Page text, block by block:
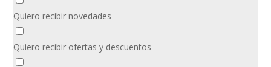
Quiero recibir novedades
Quiero recibir ofertas y descuentos